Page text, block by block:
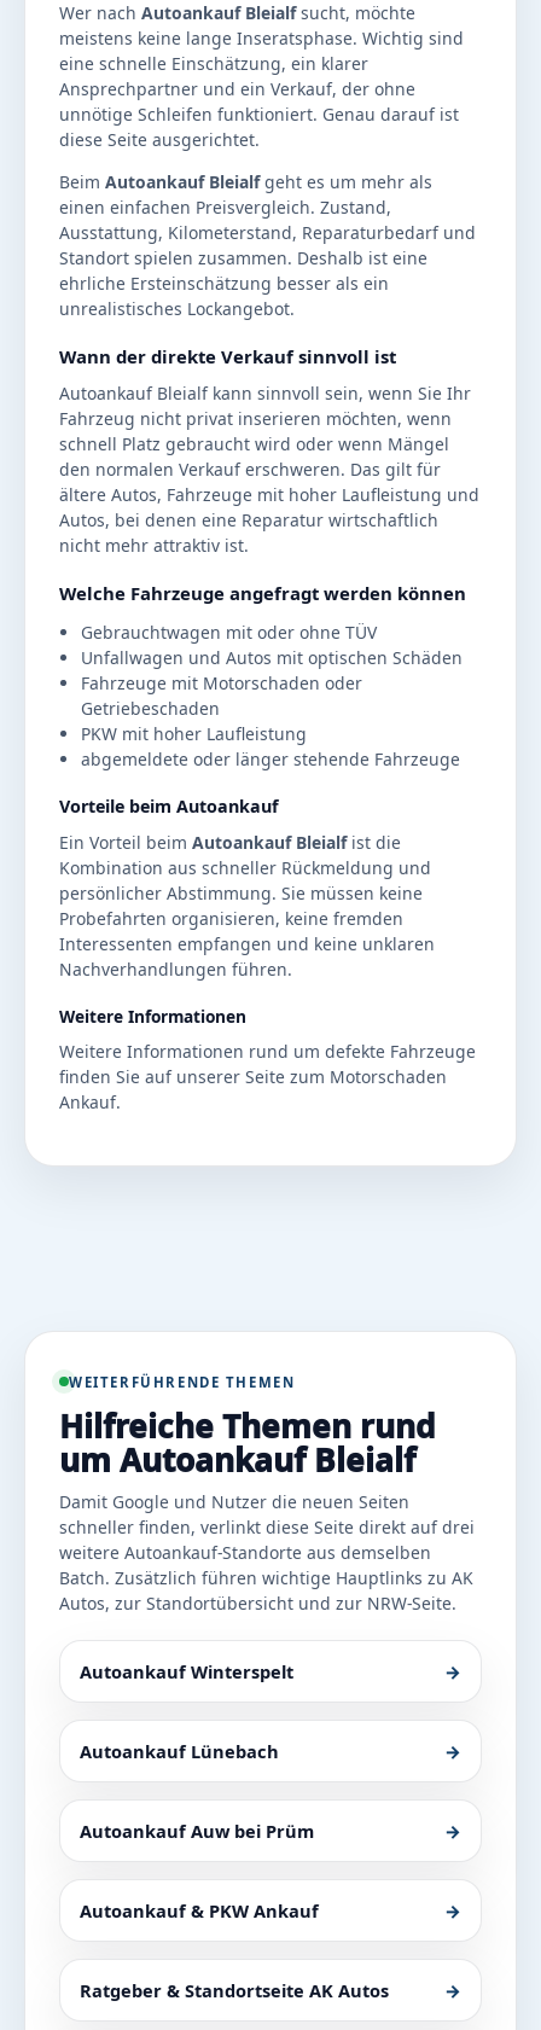
Wer nach Autoankauf Bleialfsucht, möchte
meistens keine lange Inseratsphase. Wichtig sind
eine schnelle Einschätzung, ein klarer
Ansprechpartner und ein Verkauf, der ohne
unnötige Schleifen funktioniert. Genau darauf ist
diese Seite ausgerichtet.
Beim Autoankauf Bleialfgeht es um mehr als
einen einfachen Preisvergleich. Zustand,
Ausstattung, Kilometerstand, Reparaturbedarf und
Standort spielen zusammen. Deshalb ist eine
ehrliche Ersteinschätzung besser als ein
unrealistisches Lockangebot.
Wann der direkte Verkauf sinnvoll ist
Autoankauf Bleialf kann sinnvoll sein, wenn Sie Ihr
Fahrzeug nicht privat inserieren möchten, wenn
schnell Platz gebraucht wird oder wenn Mängel
den normalen Verkauf erschweren. Das gilt für
ältere Autos, Fahrzeuge mit hoher Laufleistung und
Autos, bei denen eine Reparatur wirtschaftlich
nicht mehr attraktiv ist.
Welche Fahrzeuge angefragt werden können
Gebrauchtwagen mit oder ohne TÜV
Unfallwagen und Autos mit optischen Schäden
Fahrzeuge mit Motorschaden oder
Getriebeschaden
PKW mit hoher Laufleistung
abgemeldete oder länger stehende Fahrzeuge
Vorteile beim Autoankauf
Ein Vorteil beim Autoankauf Bleialfist die
Kombination aus schneller Rückmeldung und
persönlicher Abstimmung. Sie müssen keine
Probefahrten organisieren, keine fremden
Interessenten empfangen und keine unklaren
Nachverhandlungen führen.
Weitere Informationen
Weitere Informationen rund um defekte Fahrzeuge
finden Sie auf unserer Seite zum Motorschaden
Ankauf.
WEITERFÜHRENDE THEMEN
Hilfreiche Themen rund
um Autoankauf Bleialf
Damit Google und Nutzer die neuen Seiten
schneller finden, verlinkt diese Seite direkt auf drei
weitere Autoankauf-Standorte aus demselben
Batch. Zusätzlich führen wichtige Hauptlinks zu AK
Autos, zur Standortübersicht und zur NRW-Seite.
Autoankauf Winterspelt →
Autoankauf Lünebach →
Autoankauf Auw bei Prüm →
Autoankauf & PKW Ankauf →
Ratgeber & Standortseite AK Autos →